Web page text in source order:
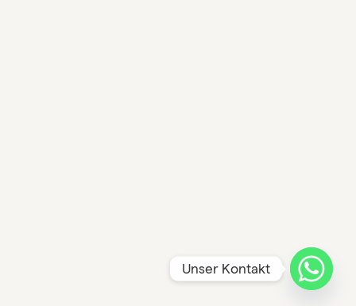
Unser Kontakt